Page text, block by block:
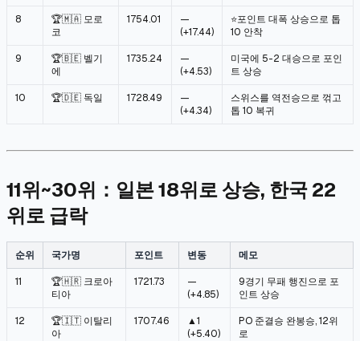
8
🏆🇲🇦 모로
코
1754.01
—
(+17.44)
⭐포인트 대폭 상승으로 톱
10 안착
9
🏆🇧🇪 벨기
에
1735.24
—
(+4.53)
미국에 5-2 대승으로 포인
트 상승
10 🏆🇩🇪 독일 1728.49
—
(+4.34)
스위스를 역전승으로 꺾고
톱 10 복귀
11위~30위：일본 18위로 상승, 한국 22
위로 급락
순위 국가명 포인트 변동 메모
11
🏆🇭🇷 크로아
티아
1721.73
—
(+4.85)
9경기 무패 행진으로 포
인트 상승
12
🏆🇮🇹 이탈리
아
1707.46
▲1
(+5.40)
PO 준결승 완봉승, 12위
로